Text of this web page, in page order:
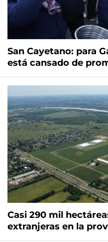
San Cayetano: para
está cansado de
Casi 290 mil
extranjeras en la